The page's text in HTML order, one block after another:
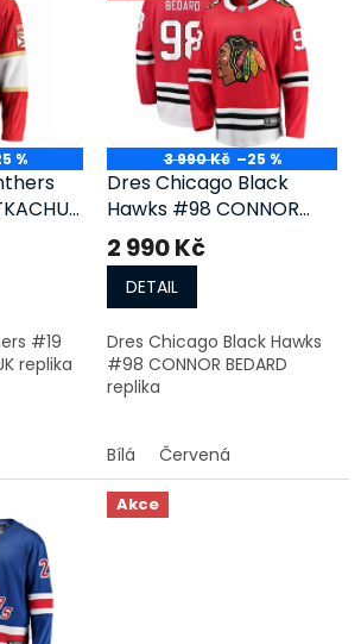
%
#19
replika
3 990 Kč –25 %
Dres Chicago Black
Hawks #98 CONNOR
BEDARD replika
2 990 Kč
DETAIL
Dres Chicago Black Hawks
#98 CONNOR BEDARD
replika
Bílá Červená
Akce